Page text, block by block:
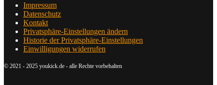
Impressum
Datenschutz
Kontakt
Privatsphäre-Einstellungen ändern
Historie der Privatsphäre-Einstellungen
Einwilligungen widerrufen
© 2021 - 2025 youkick.de - alle Rechte vorbehalten